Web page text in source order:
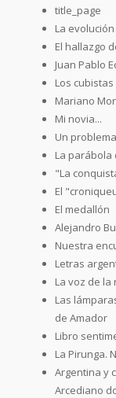
title_page
La
El hallazgo
Juan Pablo
Los
Mariano
Mi novia...
Un
La parábola
"La
El
El medallón
Alejandro
Nuestra
Letras
La voz de la
Las
de Amador
Libro
La Pirunga.
Argentina y
Arcediano